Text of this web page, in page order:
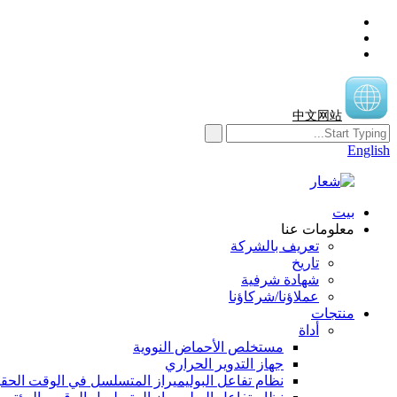
中文网站
English
بيت
معلومات عنا
تعريف بالشركة
تاريخ
شهادة شرفية
عملاؤنا/شركاؤنا
منتجات
أداة
مستخلص الأحماض النووية
جهاز التدوير الحراري
نظام تفاعل البوليميراز المتسلسل في الوقت